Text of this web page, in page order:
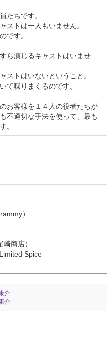
たちです。
ストは一人もいません。
です。
ら演じるキャストはいませ
ストはいないということ。
て喋りまくるのです。
お客様を１４人の役者たちが
不適切な手法を使って、最も
。
Grammy）
商店）
Spice
介
介